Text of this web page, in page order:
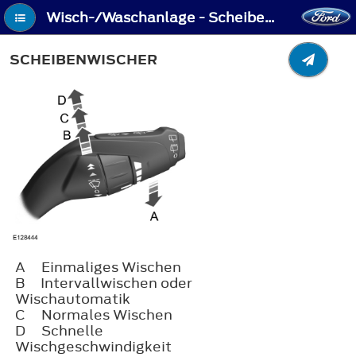
Wisch-/Waschanlage - Scheibenwischer
SCHEIBENWISCHER
A
Einmaliges Wischen
B
Intervallwischen oder
Wischautomatik
C
Normales Wischen
D
Schnelle
Wischgeschwindigkeit